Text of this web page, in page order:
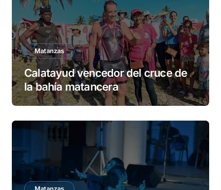
Matanzas
Calatayud vencedor del cruce de
la bahía matancera